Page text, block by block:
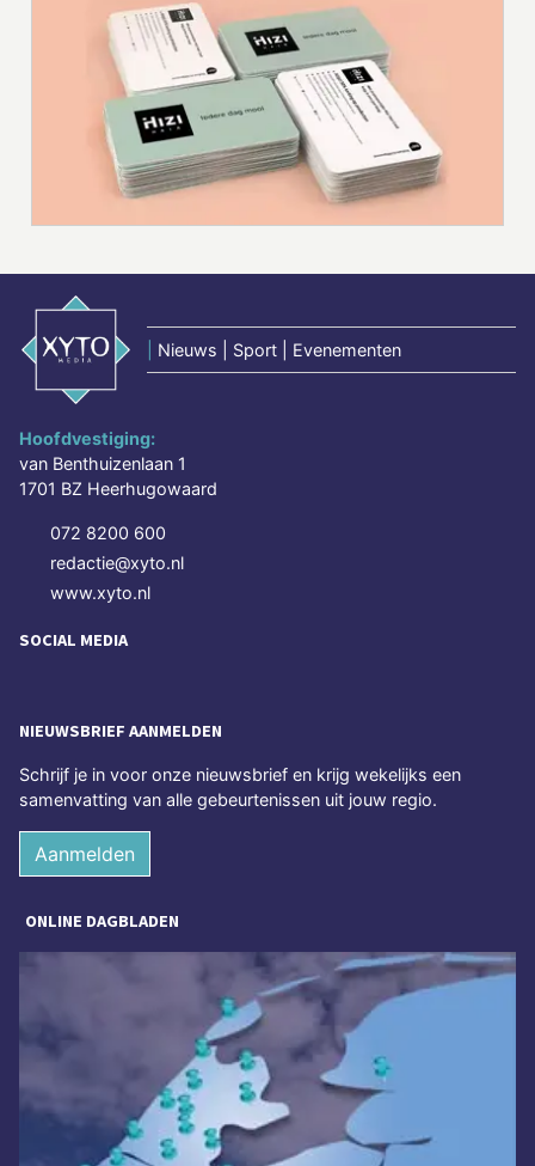
Nieuws | Sport | Evenementen
Hoofdvestiging:
van Benthuizenlaan 1
1701 BZ Heerhugowaard
072 8200 600
redactie@xyto.nl
www.xyto.nl
SOCIAL MEDIA
NIEUWSBRIEF AANMELDEN
Schrijf je in voor onze nieuwsbrief en krijg wekelijks een
samenvatting van alle gebeurtenissen uit jouw regio.
Aanmelden
ONLINE DAGBLADEN